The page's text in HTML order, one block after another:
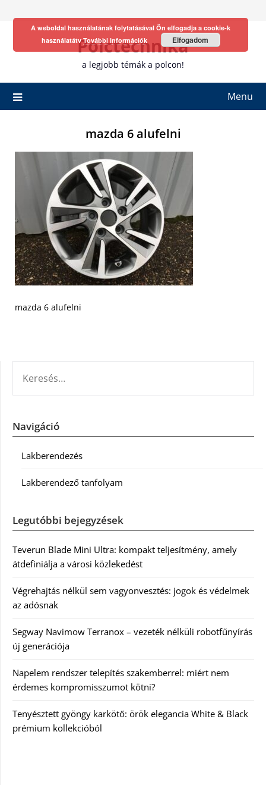
Polctechnika
a legjobb témák a polcon!
Menu
mazda 6 alufelni
mazda 6 alufelni
Navigáció
Lakberendezés
Lakberendező tanfolyam
Legutóbbi bejegyzések
Teverun Blade Mini Ultra: kompakt teljesítmény, amely
átdefiniálja a városi közlekedést
Végrehajtás nélkül sem vagyonvesztés: jogok és védelmek
az adósnak
Segway Navimow Terranox – vezeték nélküli robotfűnyírás
új generációja
Napelem rendszer telepítés szakemberrel: miért nem
érdemes kompromisszumot kötni?
Tenyésztett gyöngy karkötő: örök elegancia White & Black
prémium kollekcióból
A weboldal használatának folytatásával Ön elfogadja a cookie-k
használatátvTovábbi információk Elfogadom